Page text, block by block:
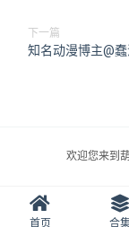
下一篇
知名动漫博主@
欢迎您来到
首页 合